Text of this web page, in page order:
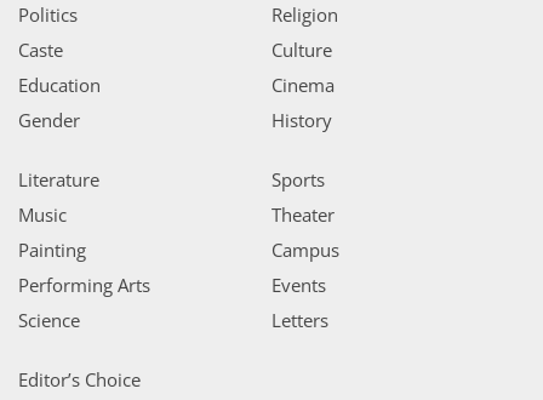
Politics
Caste
Education
Gender
Religion
Culture
Cinema
History
Literature
Music
Painting
Performing Arts
Science
Sports
Theater
Campus
Events
Letters
Editor’s Choice